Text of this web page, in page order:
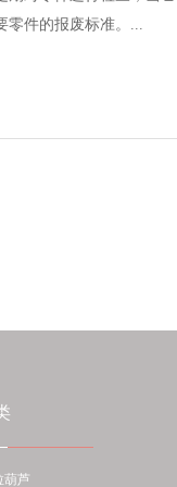
零件的报废标准。...
葫芦